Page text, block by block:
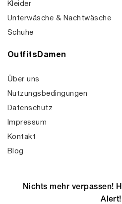
Kleider
Unterwäsche & Nachtwäsche
Schuhe
OutfitsDamen
Über uns
Nutzungsbedingungen
Datenschutz
Impressum
Kontakt
Blog
Nichts mehr verpassen!
Alert!